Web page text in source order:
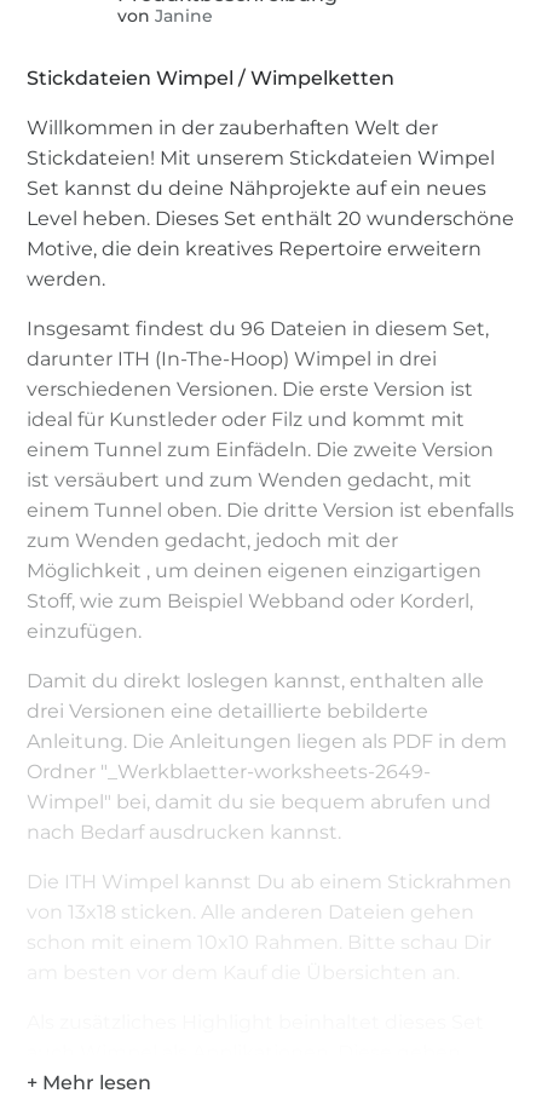
von Janine
Stickdateien Wimpel / Wimpelketten
Willkommen in der zauberhaften Welt der
Stickdateien! Mit unserem Stickdateien Wimpel
Set kannst du deine Nähprojekte auf ein neues
Level heben. Dieses Set enthält 20 wunderschöne
Motive, die dein kreatives Repertoire erweitern
werden.
Insgesamt findest du 96 Dateien in diesem Set,
darunter ITH (In-The-Hoop) Wimpel in drei
verschiedenen Versionen. Die erste Version ist
ideal für Kunstleder oder Filz und kommt mit
einem Tunnel zum Einfädeln. Die zweite Version
ist versäubert und zum Wenden gedacht, mit
einem Tunnel oben. Die dritte Version ist ebenfalls
zum Wenden gedacht, jedoch mit der
Möglichkeit , um deinen eigenen einzigartigen
Stoff, wie zum Beispiel Webband oder Korderl,
einzufügen.
Damit du direkt loslegen kannst, enthalten alle
drei Versionen eine detaillierte bebilderte
Anleitung. Die Anleitungen liegen als PDF in dem
Ordner "_Werkblaetter-worksheets-2649-
Wimpel" bei, damit du sie bequem abrufen und
nach Bedarf ausdrucken kannst.
Die ITH Wimpel kannst Du ab einem Stickrahmen
von 13x18 sticken. Alle anderen Dateien gehen
schon mit einem 10x10 Rahmen. Bitte schau Dir
deinen Projekten einen zusätzlichen Akzent und